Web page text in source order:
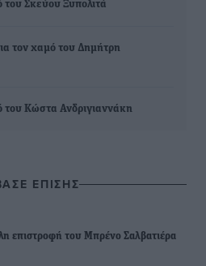
Σκεύου Ξυπολιτά
τον χαμό του Δημήτρη
του Κώστα Ανδριγιαννάκη
ΕΠΙΣΗΣ
επιστροφή του Μπρένο Σαλβατιέρα